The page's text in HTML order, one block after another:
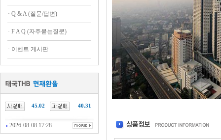
· Q & A (질문/답변)
· F A Q (자주묻는질문)
· 이벤트 게시판
45.02 40.31
2026-08-08 17:28